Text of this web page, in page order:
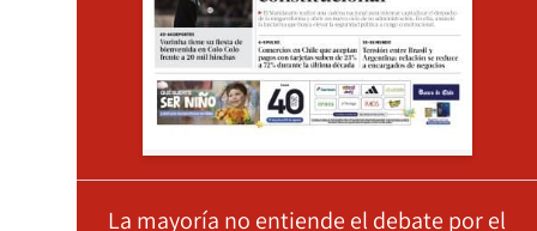
La mayoría no entiende el debate por el